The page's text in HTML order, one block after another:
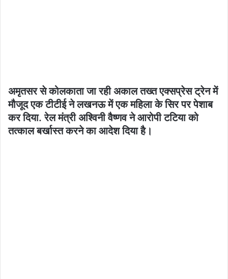
अमृतसर से कोलकाता जा रही अकाल तख्त एक्सप्रेस ट्रेन में
मौजूद एक टीटीई ने लखनऊ में एक महिला के सिर पर पेशाब
कर दिया. रेल मंत्री अश्विनी वैष्णव ने आरोपी टटिया को
तत्काल बर्खास्त करने का आदेश दिया है।